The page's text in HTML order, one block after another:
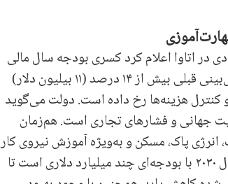
در اتاوا اعلام کرد کسری بودجه سال مالی
۲۰۲۵ تا ۲۰۲۶ به حدود ۶۶٫۹ میلیارد دلار کانادا رسیده که نسبت به پیش‌بینی قبلی بیش از ۱۴ درصد (۱۱ بیلیون دلار)
کنترل هزینه‌ها رخ داده است. دولت می‌گوید
جهانی و فشارهای تجاری است. هم‌زمان
زیرساخت، انرژی پاک، مسکن و به‌ویژه آموزش نیروی کار
ارائه کرده که شامل جذب و آموزش بین ۸۰ تا ۱۰۰ هزار نیروی فنی تا سال ۲۰۳۰ با بودجه‌ای چند میلیارد دلاری است تا